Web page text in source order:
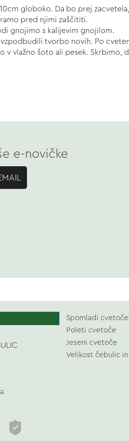
globoko. Da bo prej
pred njimi zaščititi.
gnojimo s kalijevim gnojilom.
tvorbo novih. Po
vlažno šoto ali pesek. Skrbimo,
e-novičke
Spomladi cvetoče
Poleti cvetoče
Jeseni cvetoče
Velikost čebulic